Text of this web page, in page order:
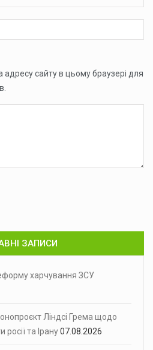
адресу сайту в цьому браузері для
ЗАПИСИ
харчування ЗСУ
Ліндсі Грема щодо
та Ірану07.08.2026